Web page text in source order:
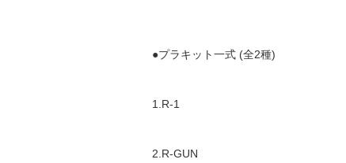
●プラキット一式 (全2種)
1.R-1
2.R-GUN